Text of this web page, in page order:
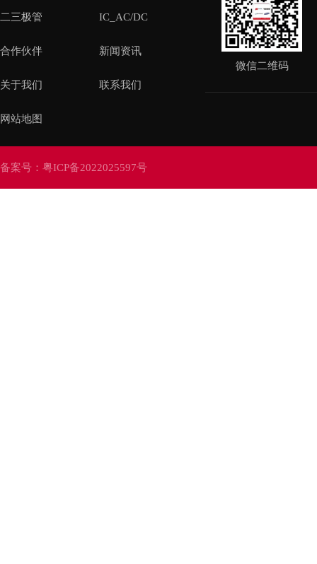
二三极管 IC_AC/DC
合作伙伴 新闻资讯
关于我们 联系我们
网站地图
微信二维码
备案号： 粤ICP备2022025597号